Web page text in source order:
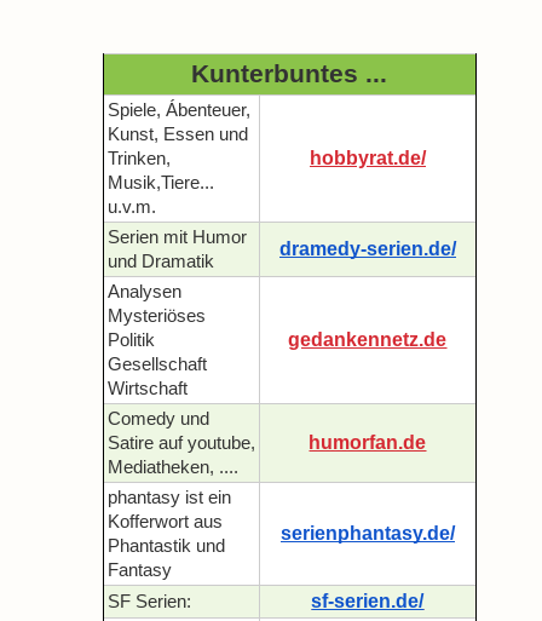
Kunterbuntes ...
Spiele, Ábenteuer,
Kunst, Essen und
Trinken,
Musik,Tiere...
u.v.m.
hobbyrat.de/
Serien mit Humor
und Dramatik
dramedy-serien.de/
Analysen
Mysteriöses
Politik
Gesellschaft
Wirtschaft
gedankennetz.de
Comedy und
Satire auf youtube,
Mediatheken, ....
humorfan.de
phantasy ist ein
Kofferwort aus
Phantastik und
Fantasy
serienphantasy.de/
SF Serien: sf-serien.de/